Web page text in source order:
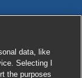
data, like
Selecting I
the purposes